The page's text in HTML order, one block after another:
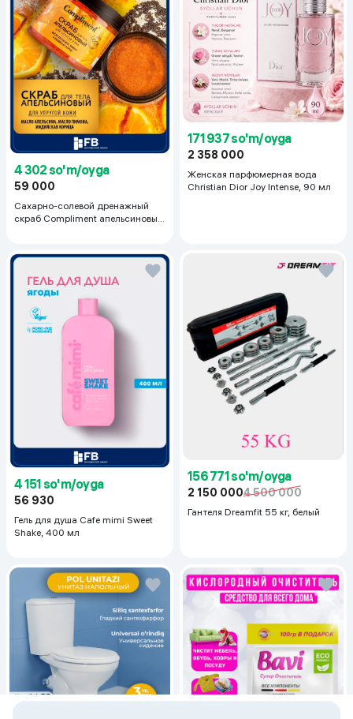
4 302 so'm/oyga
59 000
Сахарно-солевой дренажный
скраб Compliment апельсиновый
171 937 so'm/oyga
2 358 000
Женская парфюмерная вода
Christian Dior Joy Intense, 90 мл
4 151 so'm/oyga
56 930
Гель для душа Cafe mimi Sweet
Shake, 400 мл
156 771 so'm/oyga
2 150 0004 500 000
Гантеля Dreamfit 55 кг, белый